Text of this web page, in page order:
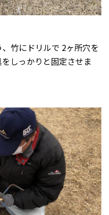
竹にドリルで 2ヶ所穴を
しっかりと固定させま